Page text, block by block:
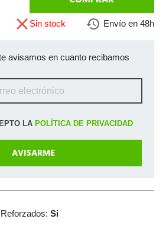
Sin stock Envío en 48h
avisamos en cuanto recibamos
LA POLÍTICA DE PRIVACIDAD
Reforzados: Si